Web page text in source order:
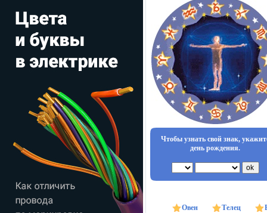
Чтобы узнать свой знак,
день рождения.
Овен Телец